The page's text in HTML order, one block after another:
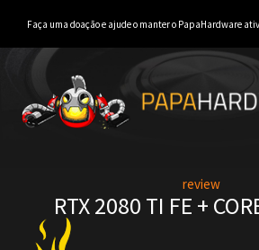
Faça uma doação e ajude o manter o PapaHardware
review
RTX 2080 TI FE +